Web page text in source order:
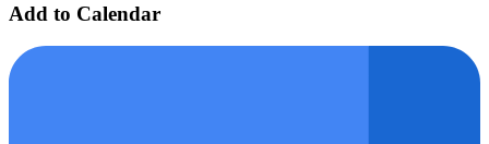
Add to Calendar